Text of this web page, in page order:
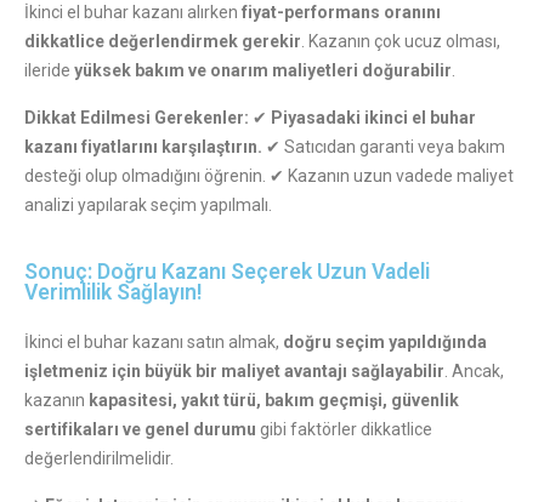
İkinci el buhar kazanı alırken fiyat-performans oranını
dikkatlice değerlendirmek gerekir . Kazanın çok ucuz olması,
ileride yüksek bakım ve onarım maliyetleri doğurabilir
Dikkat Edilmesi Gerekenler: ✔ Piyasadaki ikinci el buhar
kazanı fiyatlarını karşılaştırın. ✔ Satıcıdan garanti veya bakım
desteği olup olmadığını öğrenin. ✔ Kazanın uzun vadede maliyet
analizi yapılarak seçim yapılmalı.
Sonuç: Doğru Kazanı Seçerek Uzun Vadeli
Verimlilik Sağlayın!
İkinci el buhar kazanı satın almak, doğru seçim yapıldığında
işletmeniz için büyük bir maliyet avantajı sağlayabilir . Ancak,
kazanın kapasitesi, yakıt türü, bakım geçmişi, güvenlik
sertifikaları ve genel durumu gibi faktörler dikkatlice
değerlendirilmelidir.